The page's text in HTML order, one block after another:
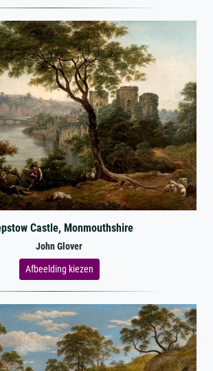
Castle, Monmouthshire
John Glover
Afbeelding kiezen